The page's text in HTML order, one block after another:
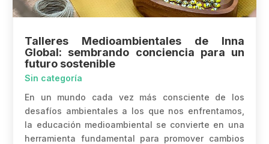
Talleres Medioambientales de Inna
Global: sembrando conciencia para un
futuro sostenible
Sin categoría
En un mundo cada vez más consciente de los
desafíos ambientales a los que nos enfrentamos,
la educación medioambiental se convierte en una
herramienta fundamental para promover cambios